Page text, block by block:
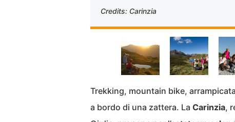
Credits: Carinzia
Trekking, mountain bike,
a bordo di una zattera. La Carinzia,